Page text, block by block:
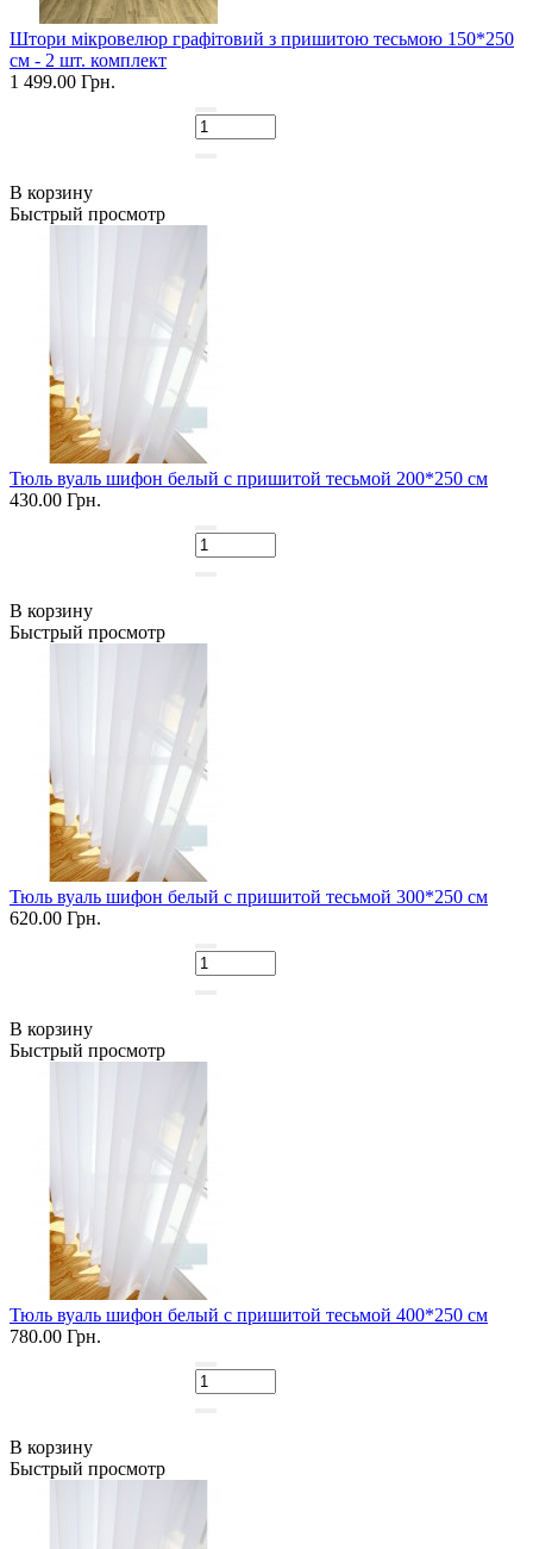
Штори мікровелюр графітовий з пришитою тесьмою 150*250
см - 2 шт. комплект
1 499.00 Грн.
В корзину
Быстрый просмотр
Тюль вуаль шифон белый с пришитой тесьмой 200*250 см
430.00 Грн.
В корзину
Быстрый просмотр
Тюль вуаль шифон белый с пришитой тесьмой 300*250 см
620.00 Грн.
В корзину
Быстрый просмотр
Тюль вуаль шифон белый с пришитой тесьмой 400*250 см
780.00 Грн.
В корзину
Быстрый просмотр